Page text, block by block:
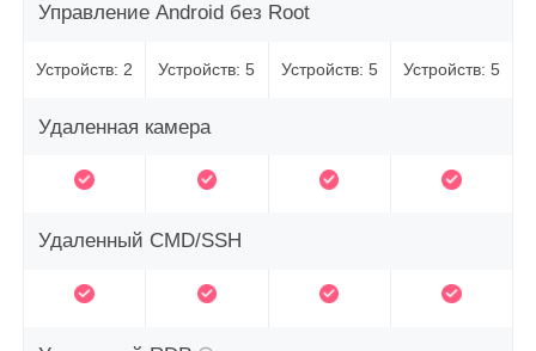
Управление Android без Root
Устройств: 2 Устройств: 5 Устройств: 5 Устройств: 5
Удаленная камера
Удаленный CMD/SSH